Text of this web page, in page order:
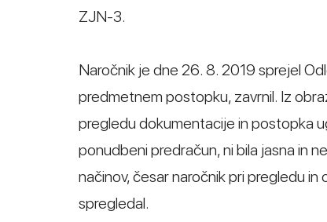
ZJN-3.
Naročnik je dne 26. 8. 2019 sprejel
predmetnem postopku, zavrnil. Iz
pregledu dokumentacije in postopka
ponudbeni predračun, ni bila jasna in
načinov, česar naročnik pri pregledu
spregledal.